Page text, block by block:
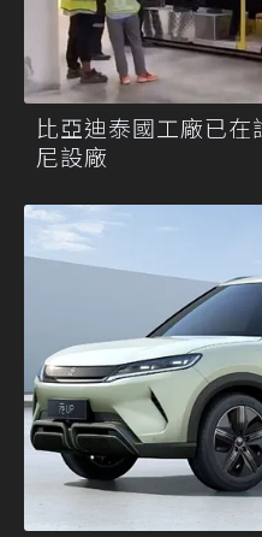
比亞迪泰國工廠已
尼設廠